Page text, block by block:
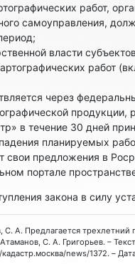
работ,
самоуправления,
власти
работ
через
в течение 30 дней
планируемых
свои предложения в
портале
закона в силу
С. А. Предлагается
С. А. Григорьев. –
news/1372. –